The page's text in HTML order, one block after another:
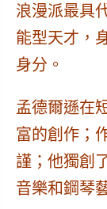
浪漫派最具
能型天才，
身分。
孟德爾遜在
富的創作；
謹；他獨創
音樂和鋼琴